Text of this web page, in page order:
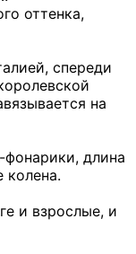
оттенка,
спереди
на
длина
колена.
и взрослые, и